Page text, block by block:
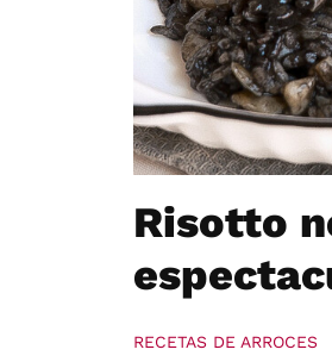
Risotto
RECETAS DE ARROCES